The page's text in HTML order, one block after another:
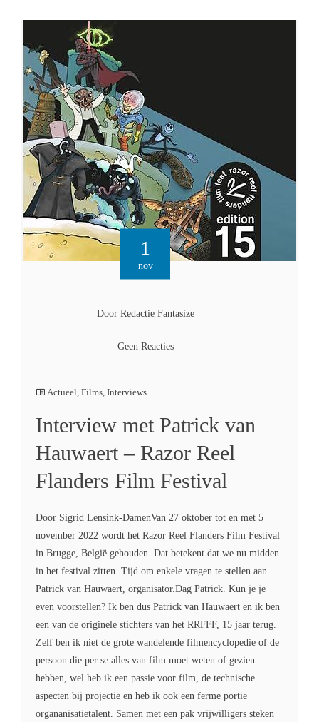
1
nov
Door Redactie Fantasize
Geen Reacties
Actueel, Films, Interviews
Interview met Patrick van
Hauwaert – Razor Reel
Flanders Film Festival
Door Sigrid Lensink-DamenVan 27 oktober tot en met 5
november 2022 wordt het Razor Reel Flanders Film Festival
in Brugge, België gehouden. Dat betekent dat we nu midden
in het festival zitten. Tijd om enkele vragen te stellen aan
Patrick van Hauwaert, organisator.Dag Patrick. Kun je je
even voorstellen? Ik ben dus Patrick van Hauwaert en ik ben
een van de originele stichters van het RRFFF, 15 jaar terug.
Zelf ben ik niet de grote wandelende filmencyclopedie of de
persoon die per se alles van film moet weten of gezien
hebben, wel heb ik een passie voor film, de technische
aspecten bij projectie en heb ik ook een ferme portie
organanisatietalent. Samen met een pak vrijwilligers steken